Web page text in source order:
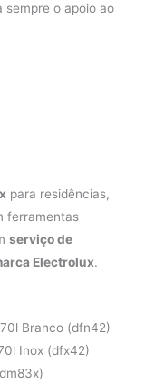
sempre o apoio ao
para residências,
ferramentas
serviço de
Electrolux.
Branco (dfn42)
Inox (dfx42)